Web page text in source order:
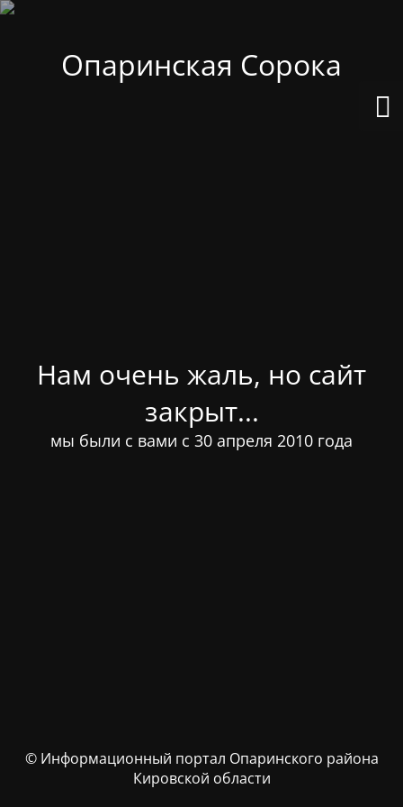
Опаринская Сорока
Нам очень жаль, но сайт
закрыт...
мы были с вами с 30 апреля 2010 года
© Информационный портал Опаринского района
Кировской области